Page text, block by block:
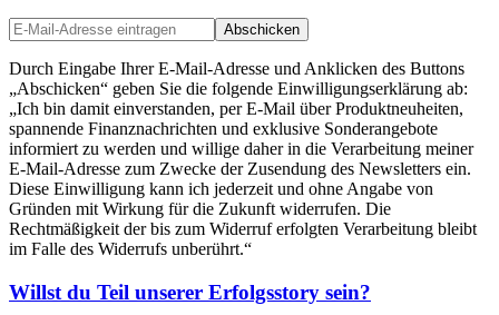
Abschicken
Durch Eingabe Ihrer E-Mail-Adresse und Anklicken des Buttons
„Abschicken“ geben Sie die folgende Einwilligungserklärung ab:
„Ich bin damit einverstanden, per E-Mail über Produktneuheiten,
spannende Finanznachrichten und exklusive Sonderangebote
informiert zu werden und willige daher in die Verarbeitung meiner
E-Mail-Adresse zum Zwecke der Zusendung des Newsletters ein.
Diese Einwilligung kann ich jederzeit und ohne Angabe von
Gründen mit Wirkung für die Zukunft widerrufen. Die
Rechtmäßigkeit der bis zum Widerruf erfolgten Verarbeitung bleibt
im Falle des Widerrufs unberührt.“
Willst du Teil unserer Erfolgsstory sein?